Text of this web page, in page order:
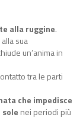
alla ruggine.
sua
un’anima in
tra le parti
che impedisce
nei periodi più